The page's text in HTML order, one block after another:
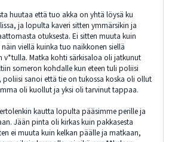
huutaa että tuo akka on yhtä löysä ku
ja lopulta kaveri sitten ymmärsikin ja
otuksesta. Ei sitten muuta kuin
viellä kuinka tuo naikkonen siellä
v*tulla. Matka kohti särkisaloa oli jatkunut
someron kohdalle kun eteen tuli poliisi
sanoi että tie on tukossa koska oli ollut
oli kuollut ja yksi oli tarvinut tappaa.
kautta lopulta pääsimme perille ja
Jään pinta oli kirkas kuin pakkasesta
ei muuta kuin kelkan päälle ja matkaan,